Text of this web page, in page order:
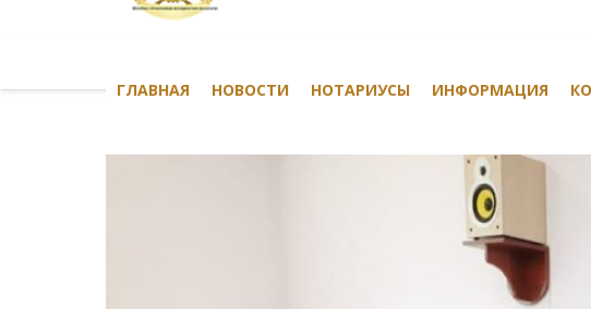
ГЛАВНАЯ НОВОСТИ НОТАРИУСЫ ИНФОРМАЦИЯ